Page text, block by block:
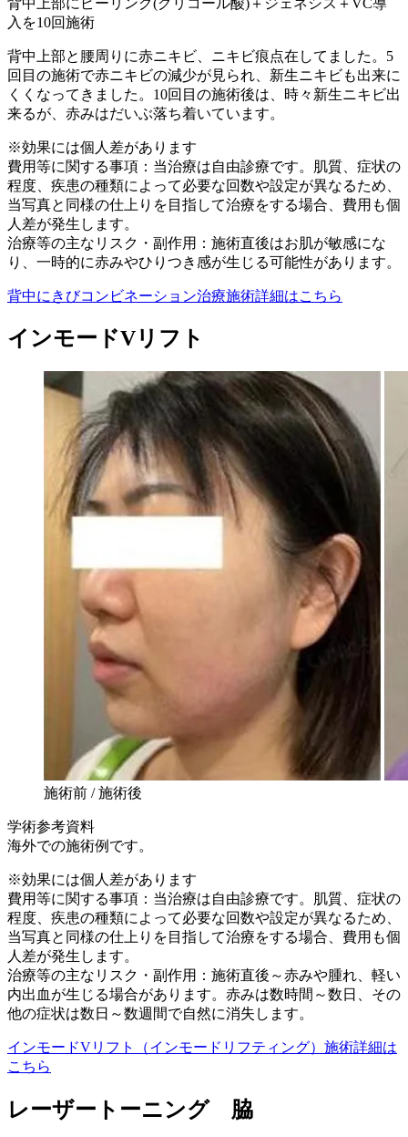
入を10回施術
背中上部と腰周りに赤ニキビ、ニキビ痕点在してました。5
回目の施術で赤ニキビの減少が見られ、新生ニキビも出来に
くくなってきました。10回目の施術後は、時々新生ニキビ出
来るが、赤みはだいぶ落ち着いています。
※効果には個人差があります
費用等に関する事項：当治療は自由診療です。肌質、症状の
程度、疾患の種類によって必要な回数や設定が異なるため、
当写真と同様の仕上りを目指して治療をする場合、費用も個
人差が発生します。
治療等の主なリスク・副作用：施術直後はお肌が敏感にな
り、一時的に赤みやひりつき感が生じる可能性があります。
背中にきびコンビネーション治療施術詳細はこちら
インモードVリフト
施術前 / 施術後
学術参考資料
海外での施術例です。
※効果には個人差があります
費用等に関する事項：当治療は自由診療です。肌質、症状の
程度、疾患の種類によって必要な回数や設定が異なるため、
当写真と同様の仕上りを目指して治療をする場合、費用も個
人差が発生します。
治療等の主なリスク・副作用：施術直後～赤みや腫れ、軽い
内出血が生じる場合があります。赤みは数時間～数日、その
他の症状は数日～数週間で自然に消失します。
インモードVリフト（インモードリフティング）施術詳細は
こちら
レーザートーニング 脇